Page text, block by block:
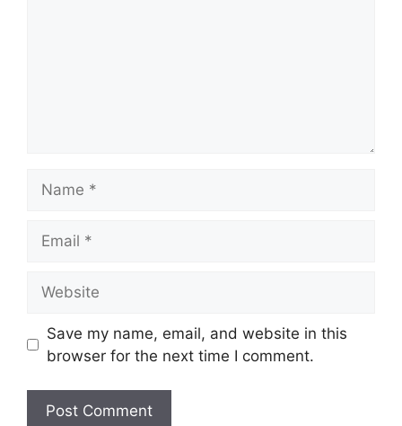
Save my name, email, and website in this
browser for the next time I comment.